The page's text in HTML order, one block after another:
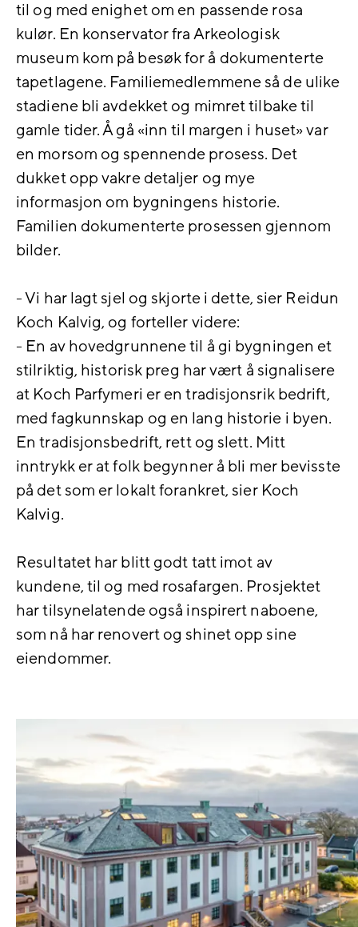
til og med enighet om en passende rosa
kulør. En konservator fra Arkeologisk
museum kom på besøk for å dokumenterte
tapetlagene. Familiemedlemmene så de ulike
stadiene bli avdekket og mimret tilbake til
gamle tider. Å gå «inn til margen i huset» var
en morsom og spennende prosess. Det
dukket opp vakre detaljer og mye
informasjon om bygningens historie.
Familien dokumenterte prosessen gjennom
bilder.
- Vi har lagt sjel og skjorte i dette, sier Reidun
Koch Kalvig, og forteller videre:
- En av hovedgrunnene til å gi bygningen et
stilriktig, historisk preg har vært å signalisere
at Koch Parfymeri er en tradisjonsrik bedrift,
med fagkunnskap og en lang historie i byen.
En tradisjonsbedrift, rett og slett. Mitt
inntrykk er at folk begynner å bli mer bevisste
på det som er lokalt forankret, sier Koch
Kalvig.
Resultatet har blitt godt tatt imot av
kundene, til og med rosafargen. Prosjektet
har tilsynelatende også inspirert naboene,
som nå har renovert og shinet opp sine
eiendommer.